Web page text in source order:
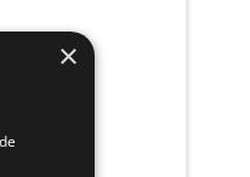
×